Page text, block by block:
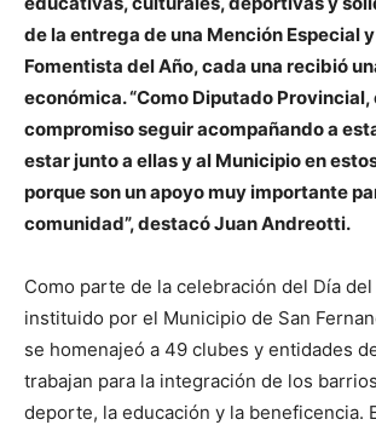
de la entrega de una Mención Especial
Fomentista del Año, cada una recibió
económica. “Como Diputado Provincial,
compromiso seguir acompañando a
estar junto a ellas y al Municipio en
porque son un apoyo muy importante
comunidad”, destacó Juan Andreotti.
Como parte de la celebración del Día
instituido por el Municipio de San
se homenajeó a 49 clubes y entidades
trabajan para la integración de los
deporte, la educación y la beneficencia.